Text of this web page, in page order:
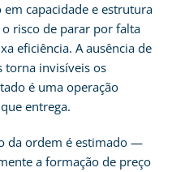
capacidade e estrutura
risco de parar por falta
eficiência. A ausência de
torna invisíveis os
é uma operação
entrega.
da ordem é estimado —
a formação de preço